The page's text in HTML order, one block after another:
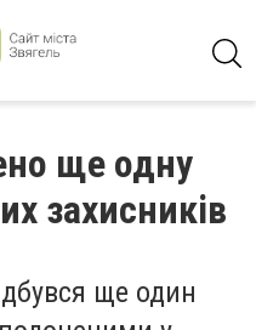
ще одну
захисників
ще один